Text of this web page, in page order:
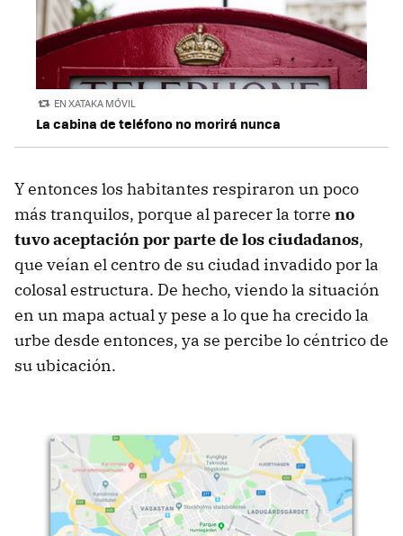
EN XATAKA MÓVIL
La cabina de teléfono no morirá nunca
Y entonces los habitantes respiraron un poco
más tranquilos, porque al parecer la torre no
tuvo aceptación por parte de los ciudadanos,
que veían el centro de su ciudad invadido por la
colosal estructura. De hecho, viendo la situación
en un mapa actual y pese a lo que ha crecido la
urbe desde entonces, ya se percibe lo céntrico de
su ubicación.